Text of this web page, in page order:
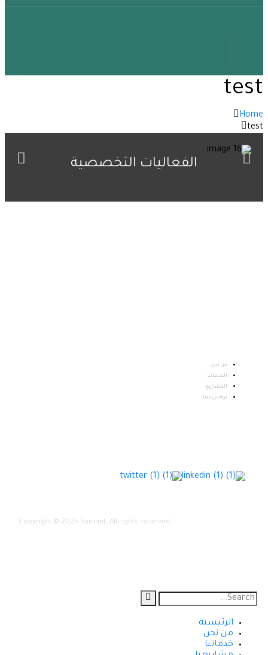
test
Home
test
الفعاليات التخصصية
من نحن
الخدمات
المشاريع
تواصل معنا
Copyright © 2025 Summit. All rights reserved.
الرئيسية
من نحن
خدماتنا